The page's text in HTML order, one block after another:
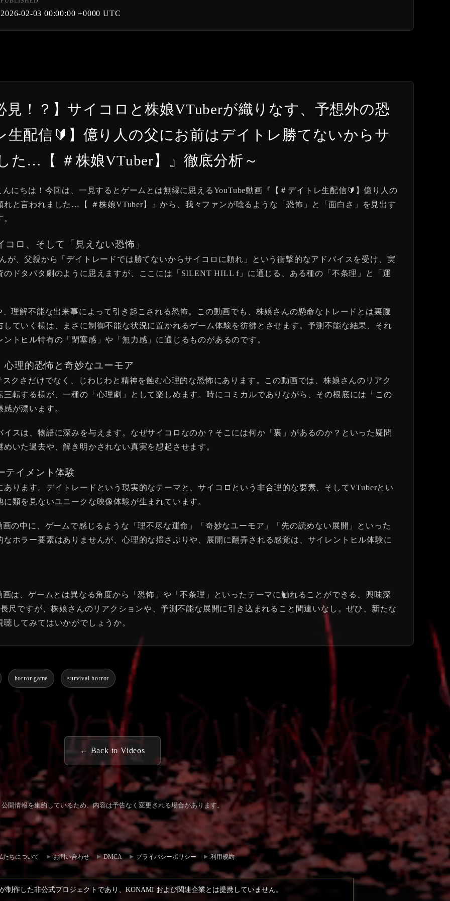
2026-02-03 00:00:00 +0000 UTC
！？】サイコロと株娘VTuberが織りなす、予想外の恐
生配信🔰】億り人の父にお前はデイトレ勝てないからサ
た…【 ＃株娘VTuber】』徹底分析～
にちは！今回は、一見するとゲームとは無縁に思えるYouTube動画『【＃デイトレ生配信🔰】億り人の
と言われました…【 ＃株娘VTuber】』から、我々ファンが唸るような「恐怖」と「面白さ」を見出す
ロ、そして「見えない恐怖」
が、父親から「デイトレードでは勝てないからサイコロに頼れ」という衝撃的なアドバイスを受け、実
ドタバタ劇のように思えますが、ここには「SILENT HILL f」に通じる、ある種の「不条理」と「運
理解不能な出来事によって引き起こされる恐怖。この動画でも、株娘さんの懸命なトレードとは裏腹
ていく様は、まさに制御不能な状況に置かれるゲーム体験を彷彿とさせます。予測不能な結果、それ
トヒル特有の「閉塞感」や「無力感」に通じるものがあるのです。
理的恐怖と奇妙なユーモア
クさだけでなく、じわじわと精神を蝕む心理的な恐怖にあります。この動画では、株娘さんのリアク
転する様が、一種の「心理劇」として楽しめます。時にコミカルでありながら、その根底には「この
が漂います。
スは、物語に深みを与えます。なぜサイコロなのか？そこには何か「裏」があるのか？といった疑問
いた過去や、解き明かされない真実を想起させます。
テイメント体験
ります。デイトレードという現実的なテーマと、サイコロという非合理的な要素、そしてVTuberとい
類を見ないユニークな映像体験が生まれています。
の中に、ゲームで感じるような「理不尽な運命」「奇妙なユーモア」「先の読めない展開」といった
ホラー要素はありませんが、心理的な揺さぶりや、展開に翻弄される感覚は、サイレントヒル体験に
は、ゲームとは異なる角度から「恐怖」や「不条理」といったテーマに触れることができる、興味深
尺ですが、株娘さんのリアクションや、予測不能な展開に引き込まれること間違いなし。ぜひ、新たな
してみてはいかがでしょうか。
horror game survival horror
← Back to Videos
公開情報を集約しているため、内容は予告なく変更される場合があります。
コミュ
ニティ
お問い
合わせ
たちについて お問い合わせ DMCA プライバシーポリシー 利用規約
制作した非公式プロジェクトであり、KONAMI および関連企業とは提携していません。